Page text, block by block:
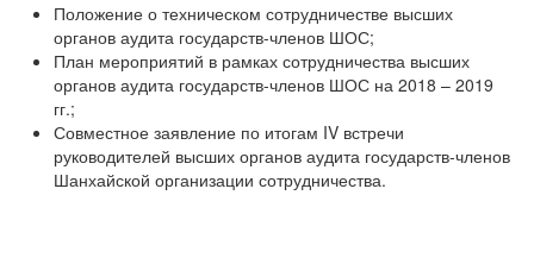
Положение о техническом сотрудничестве высших
органов аудита государств-членов ШОС;
План мероприятий в рамках сотрудничества высших
органов аудита государств-членов ШОС на 2018 – 2019
гг.;
Совместное заявление по итогам IV встречи
руководителей высших органов аудита государств-членов
Шанхайской организации сотрудничества.